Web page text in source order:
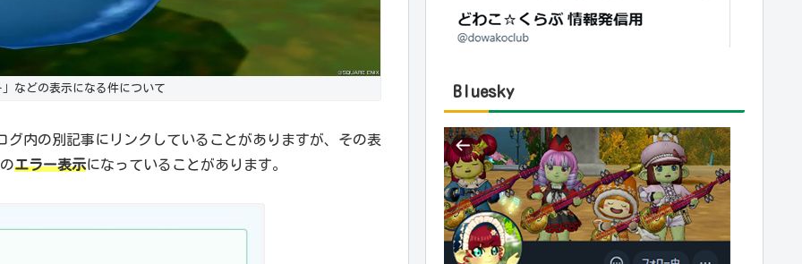
などの表示になる件について
グ内の別記事にリンクしていることがありますが、その表
エラー表示になっていることがあります。
Bluesky